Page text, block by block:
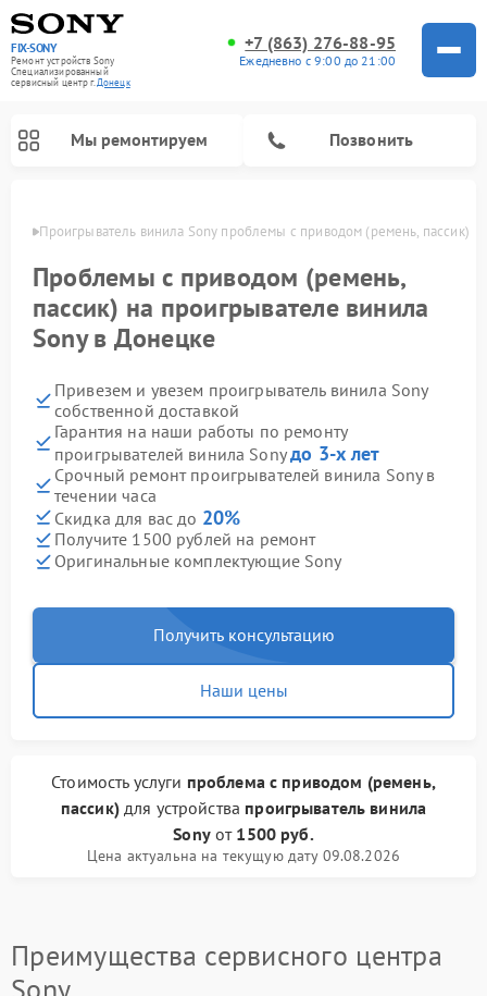
FIX-SONY
Ремонт устройств Sony
Специализированный
cервисный центр г. Донецк
+7 (863) 276-88-95
Ежедневно с 9:00 до 21:00
Мы ремонтируем Позвонить
Проигрыватель винила Sony проблемы с приводом (ремень, пассик)
Проблемы с приводом (ремень,
пассик) на проигрывателе винила
Sony в Донецке
Привезем и увезем проигрыватель винила Sony
собственной доставкой
Гарантия на наши работы по ремонту
проигрывателей винила Sonyдо 3-х лет
Срочный ремонт проигрывателей винила Sony в
течении часа
Скидка для вас до 20%
Получите 1500 рублей на ремонт
Оригинальные комплектующие Sony
Получить консультацию
Наши цены
Стоимость услуги проблема с приводом (ремень,
пассик)для устройства проигрыватель винила
Sonyот 1500 руб.
Цена актуальна на текущую дату 09.08.2026
Преимущества сервисного центра
Sony